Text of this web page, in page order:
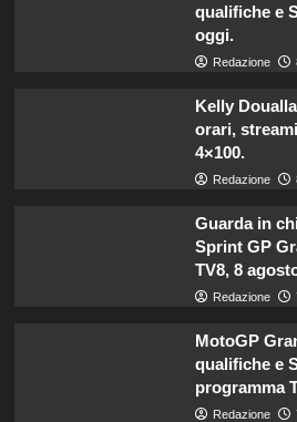
qualifiche e
oggi.
Redazione
Kelly
orari,
4×100.
Redazione
Guarda in
Sprint GP
TV8, 8
Redazione
MotoGP
qualifiche e
programma
Redazione